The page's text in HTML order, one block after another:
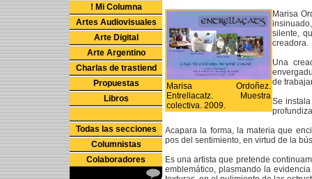
! Mi Columna
Artes Audiovisuales
Arte Digital
Arte Argentino
Charlas de trastiend
Propuestas
Libros
Todas las secciones
Columnistas
Colaboradores
Marisa Ordoñez.
Entrellacatz. Muestra
colectiva. 2009.
Marisa
silente,
creadora.
Una
de
Se
Acapara la forma, la materia que
pos del sentimiento, en virtud de la
Es una artista que pretende
emblemático, plasmando la